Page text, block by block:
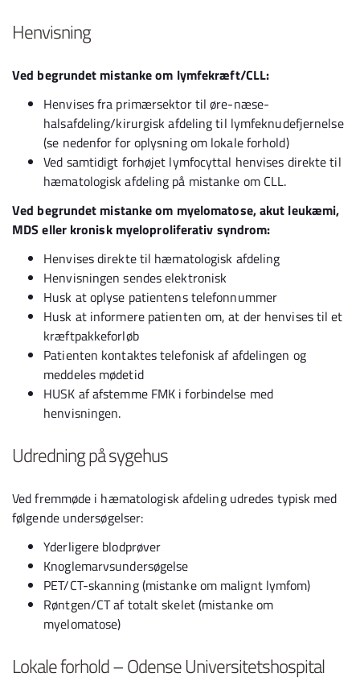
Henvisning
Ved begrundet mistanke om lymfekræft/CLL:
Henvises fra primærsektor til øre-næse-
halsafdeling/kirurgisk afdeling til lymfeknudefjernelse
(se nedenfor for oplysning om lokale forhold)
Ved samtidigt forhøjet lymfocyttal henvises direkte til
hæmatologisk afdeling på mistanke om CLL.
Ved begrundet mistanke om myelomatose, akut leukæmi,
MDS eller kronisk myeloproliferativ syndrom:
Henvises direkte til hæmatologisk afdeling
Henvisningen sendes elektronisk
Husk at oplyse patientens telefonnummer
Husk at informere patienten om, at der henvises til et
kræftpakkeforløb
Patienten kontaktes telefonisk af afdelingen og
meddeles mødetid
HUSK af afstemme FMK i forbindelse med
henvisningen.
Udredning på sygehus
Ved fremmøde i hæmatologisk afdeling udredes typisk med
følgende undersøgelser:
Yderligere blodprøver
Knoglemarvsundersøgelse
PET/CT-skanning (mistanke om malignt lymfom)
Røntgen/CT af totalt skelet (mistanke om
myelomatose)
Lokale forhold – Odense Universitetshospital